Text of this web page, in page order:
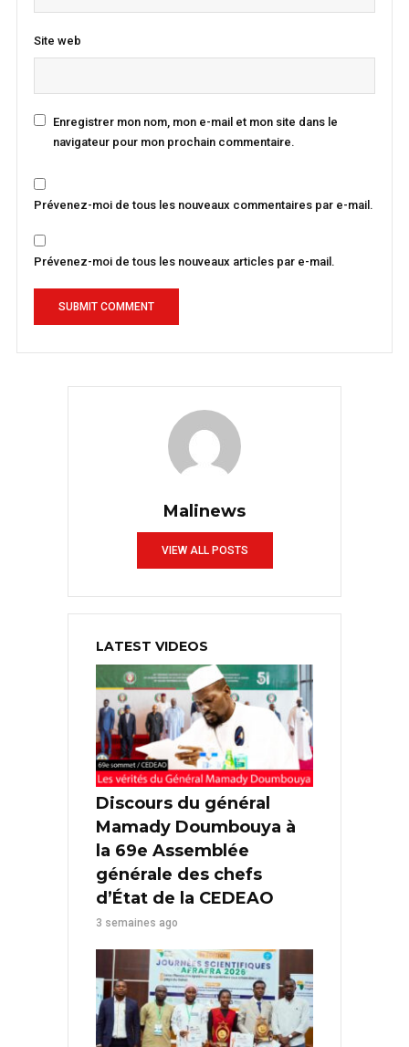
Site web
Enregistrer mon nom, mon e-mail et mon site dans le
navigateur pour mon prochain commentaire.
Prévenez-moi de tous les nouveaux commentaires par e-mail.
Prévenez-moi de tous les nouveaux articles par e-mail.
Malinews
VIEW ALL POSTS
LATEST VIDEOS
Discours du général
Mamady Doumbouya à
la 69e Assemblée
générale des chefs
d’État de la CEDEAO
3 semaines ago